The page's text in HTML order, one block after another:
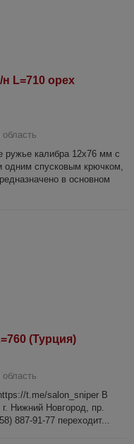
н L=710 орех
ружье калибра 12х76 мм с
одним спусковым крючком,
в основном
(Турция)
t.me/salon_sniper В
Нижний Новгород, пр.
887-91-77 переходит...